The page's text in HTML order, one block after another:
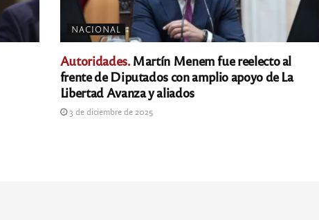
NACIONAL
Autoridades.Martín Menem fue reelecto al
frente de Diputados con amplio apoyo de La
Libertad Avanza y aliados
3 de diciembre de 2025